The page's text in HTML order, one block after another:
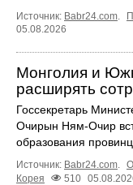
Источник: Babr24.com
05.08.2026
Монголия и
расширять
Госсекретарь
Очирын Ням-Очир
образования
Источник: Babr24.com
Корея
510